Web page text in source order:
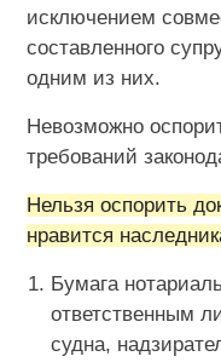
исключением
составленного
одним из них.
Невозможно
требований
Нельзя оспорить
нравится
Бумага
ответственным
судна,